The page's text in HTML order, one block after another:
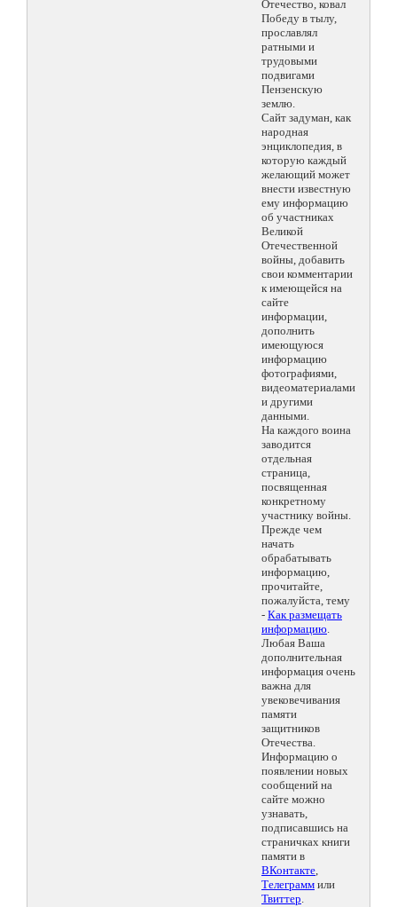
Отечество, ковал
Победу в тылу,
прославлял
ратными и
трудовыми
подвигами
Пензенскую
землю.
Сайт задуман, как
народная
энциклопедия, в
которую каждый
желающий может
внести известную
ему информацию
об участниках
Великой
Отечественной
войны, добавить
свои комментарии
к имеющейся на
сайте
информации,
дополнить
имеющуюся
информацию
фотографиями,
видеоматериалами
и другими
данными.
На каждого воина
заводится
отдельная
страница,
посвященная
конкретному
участнику войны.
Прежде чем
начать
обрабатывать
информацию,
прочитайте,
пожалуйста, тему
- Как размещать
информацию.
Любая Ваша
дополнительная
информация очень
важна для
увековечивания
памяти
защитников
Отечества.
Информацию о
появлении новых
сообщений на
сайте можно
узнавать,
подписавшись на
страничках книги
памяти в
ВКонтакте,
Телеграмм или
Твиттер.